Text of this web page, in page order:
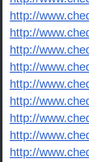
http://
http://
http://
http://
http://
http://
http://
http://
http://